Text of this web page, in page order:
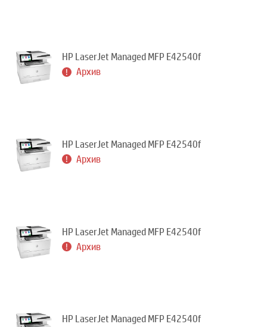
HP LaserJet Managed MFP E42540f
Архив
HP LaserJet Managed MFP E42540f
Архив
HP LaserJet Managed MFP E42540f
Архив
HP LaserJet Managed MFP E42540f